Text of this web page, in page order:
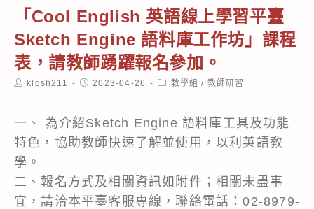
「Cool English 英語線上學習平臺
Sketch Engine 語料庫工作坊」課程
表，請教師踴躍報名參加。
Postklgsh211
Post2023-04-26
Post教學組 / 教師研習
一、 為介紹Sketch Engine 語料庫工具及功能
特色，協助教師快速了解並使用，以利英語教
學。
二、報名方式及相關資訊如附件；相關未盡事
宜，請洽本平臺客服專線，聯絡電話：02-8979-